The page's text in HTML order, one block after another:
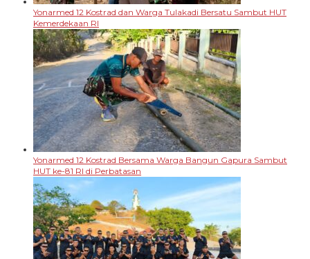
Yonarmed 12 Kostrad dan Warga Tulakadi Bersatu Sambut HUT
Kemerdekaan RI
Yonarmed 12 Kostrad Bersama Warga Bangun Gapura Sambut
HUT ke-81 RI di Perbatasan